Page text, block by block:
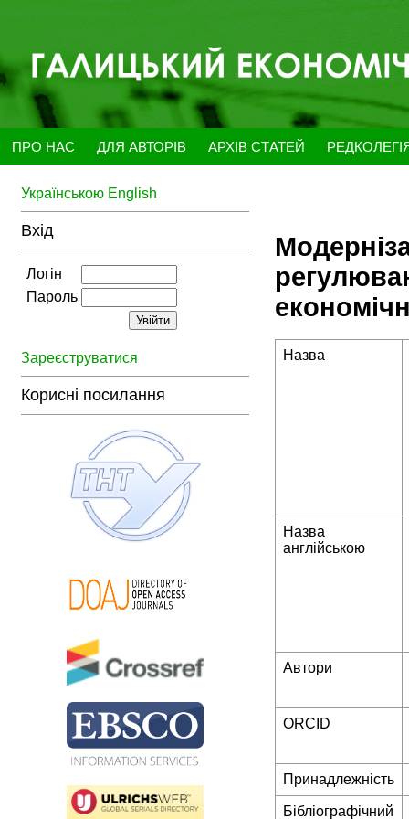
ПРО НАС ДЛЯ АВТОРІВ АРХІВ СТАТЕЙ
Українською English
Вхід
Логін
Пароль
Зареєструватися
Корисні посилання
Назва
Назва
англійською
Автори
ORCID
Принадлежність
Бібліографічний